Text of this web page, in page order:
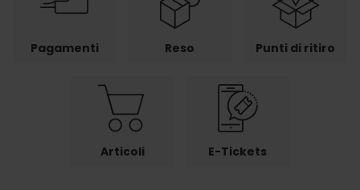
Pagamenti Reso Punti di ritiro
Articoli E-Tickets